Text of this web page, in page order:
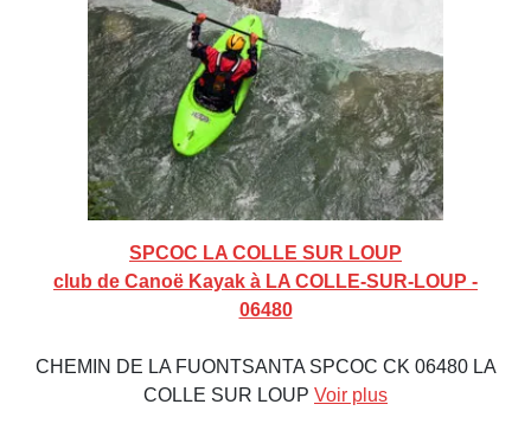
SPCOC LA COLLE SUR LOUP
club de Canoë Kayak à LA COLLE-SUR-LOUP -
06480
CHEMIN DE LA FUONTSANTA SPCOC CK 06480 LA
COLLE SUR LOUP Voir plus